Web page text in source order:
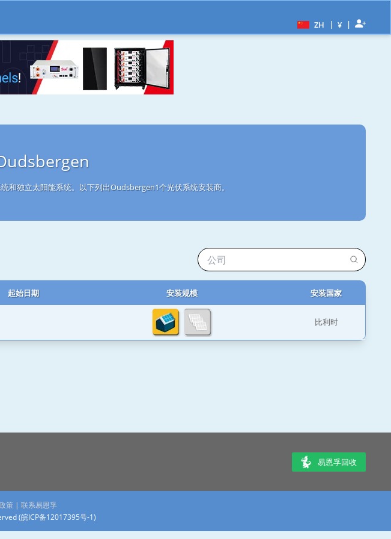
ZH | ¥ |
独立太阳能系统。以下列出Oudsbergen1个光伏系统安装商。
起始日期 安装规模 安装国家
比利时
易恩孚回收
策 | 联系易恩孚
(皖ICP备12017395号-1)